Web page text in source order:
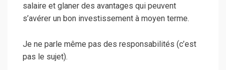
salaire et glaner des avantages qui peuvent
s’avérer un bon investissement à moyen terme.
Je ne parle même pas des responsabilités (c’est
pas le sujet).